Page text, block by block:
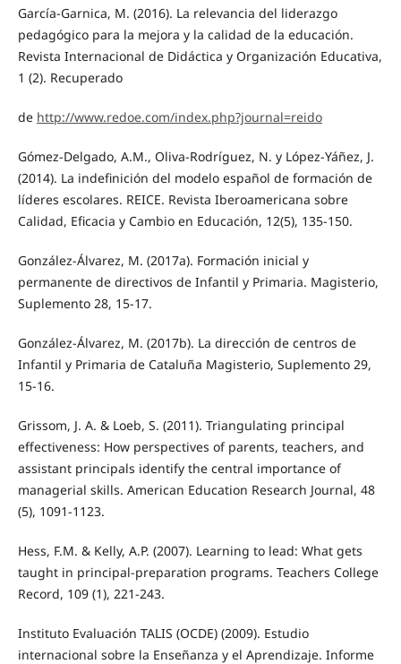
García-Garnica, M. (2016). La relevancia del liderazgo
pedagógico para la mejora y la calidad de la educación.
Revista Internacional de Didáctica y Organización Educativa,
1 (2). Recuperado
de http://www.redoe.com/index.php?journal=reido
Gómez-Delgado, A.M., Oliva-Rodríguez, N. y López-Yáñez, J.
(2014). La indefinición del modelo español de formación de
líderes escolares. REICE. Revista Iberoamericana sobre
Calidad, Eficacia y Cambio en Educación, 12(5), 135-150.
González-Álvarez, M. (2017a). Formación inicial y
permanente de directivos de Infantil y Primaria. Magisterio,
Suplemento 28, 15-17.
González-Álvarez, M. (2017b). La dirección de centros de
Infantil y Primaria de Cataluña Magisterio, Suplemento 29,
15-16.
Grissom, J. A. & Loeb, S. (2011). Triangulating principal
effectiveness: How perspectives of parents, teachers, and
assistant principals identify the central importance of
managerial skills. American Education Research Journal, 48
(5), 1091-1123.
Hess, F.M. & Kelly, A.P. (2007). Learning to lead: What gets
taught in principal-preparation programs. Teachers College
Record, 109 (1), 221-243.
Instituto Evaluación TALIS (OCDE) (2009). Estudio
internacional sobre la Enseñanza y el Aprendizaje. Informe